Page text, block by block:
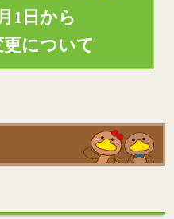
1日から
について